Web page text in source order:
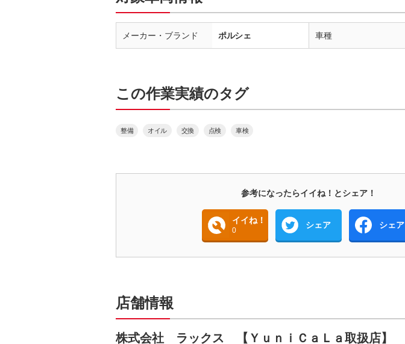
メーカー・ブランド ポルシェ 車種
この作業実績のタグ
整備 オイル 交換 点検 車検
参考になったらイイね！とシェア！
イイね！
0
シェア シェア
店舗情報
株式会社 ラックス 【ＹｕｎｉＣａＬａ取扱店】